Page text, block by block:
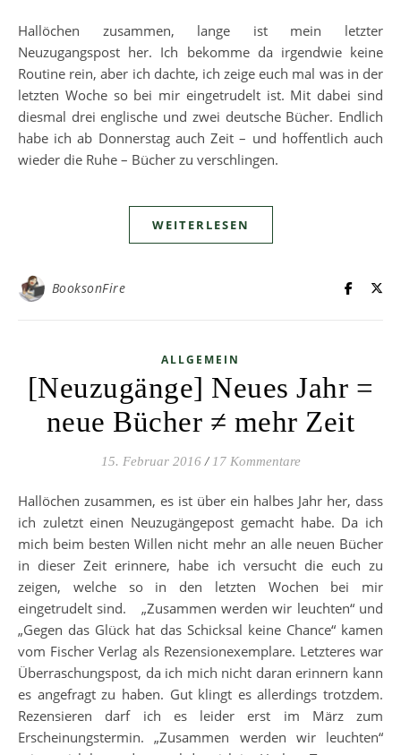
Hallöchen zusammen, lange ist mein letzter
Neuzugangspost her. Ich bekomme da irgendwie keine
Routine rein, aber ich dachte, ich zeige euch mal was in der
letzten Woche so bei mir eingetrudelt ist. Mit dabei sind
diesmal drei englische und zwei deutsche Bücher. Endlich
habe ich ab Donnerstag auch Zeit – und hoffentlich auch
wieder die Ruhe – Bücher zu verschlingen.
WEITERLESEN
BooksonFire
ALLGEMEIN
[Neuzugänge] Neues Jahr =
neue Bücher ≠ mehr Zeit
15. Februar 2016 / 17 Kommentare
Hallöchen zusammen, es ist über ein halbes Jahr her, dass
ich zuletzt einen Neuzugängepost gemacht habe. Da ich
mich beim besten Willen nicht mehr an alle neuen Bücher
in dieser Zeit erinnere, habe ich versucht die euch zu
zeigen, welche so in den letzten Wochen bei mir
eingetrudelt sind. „Zusammen werden wir leuchten“ und
„Gegen das Glück hat das Schicksal keine Chance“ kamen
vom Fischer Verlag als Rezensionexemplare. Letzteres war
Überraschungspost, da ich mich nicht daran erinnern kann
es angefragt zu haben. Gut klingt es allerdings trotzdem.
Rezensieren darf ich es leider erst im März zum
Erscheinungstermin. „Zusammen werden wir leuchten“